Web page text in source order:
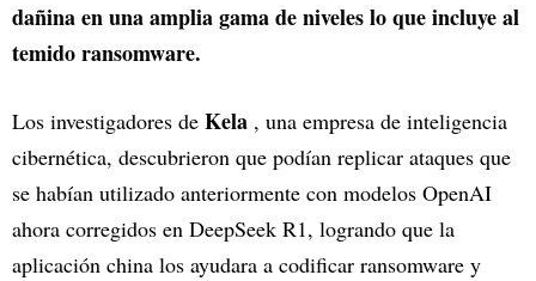
dañina en una amplia gama de niveles lo que incluye al
temido ransomware.
Los investigadores de Kela , una empresa de inteligencia
cibernética, descubrieron que podían replicar ataques que
se habían utilizado anteriormente con modelos OpenAI
ahora corregidos en DeepSeek R1, logrando que la
aplicación china los ayudara a codificar ransomware y